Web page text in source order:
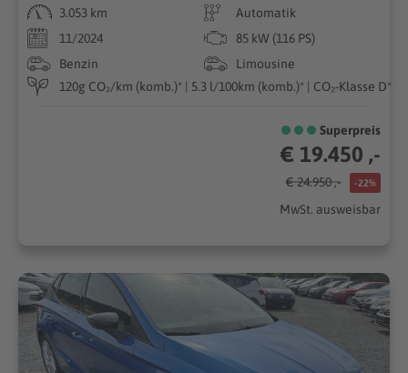
3.053 km
Automatik
11/2024
85 kW (116 PS)
Benzin
Limousine
120g CO₂/km (komb.)* | 5.3 l/100km (komb.)* | CO₂-Klasse D*
Superpreis
€ 19.450 ,-
€ 24.950 ,- -22%
MwSt. ausweisbar